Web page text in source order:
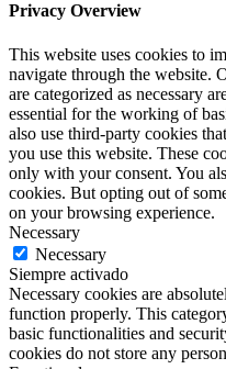
Privacy Overview
This website uses cookies to
navigate through the website.
are categorized as necessary
essential for the working of
also use third-party cookies
you use this website. These
only with your consent. You
cookies. But opting out of
on your browsing experience.
Necessary
Necessary
Siempre activado
Necessary cookies are
function properly. This
basic functionalities and
cookies do not store any